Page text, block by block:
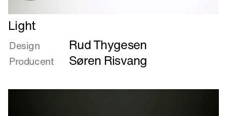
Læs
mere
om
Light
Light
Design Rud Thygesen
Producent Søren Risvang